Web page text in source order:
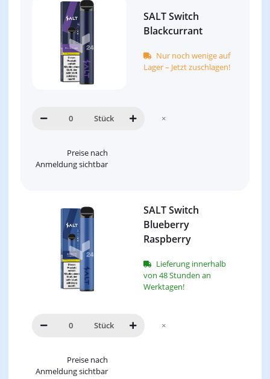
SALT Switch
Blackcurrant
Nur noch wenige auf
Lager – Jetzt zuschlagen!
Stück ×
Preise nach
Anmeldung sichtbar
SALT Switch
Blueberry
Raspberry
Lieferung innerhalb
von 48 Stunden an
Werktagen!
Stück ×
Preise nach
Anmeldung sichtbar